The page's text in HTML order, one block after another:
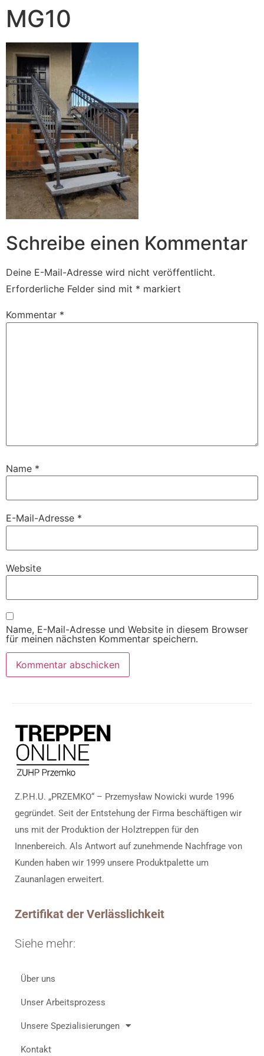
MG10
Schreibe einen Kommentar
Deine E-Mail-Adresse wird nicht veröffentlicht.
Erforderliche Felder sind mit * markiert
Kommentar *
Name *
E-Mail-Adresse *
Website
Name, E-Mail-Adresse und Website in diesem Browser
für meinen nächsten Kommentar speichern.
Z.P.H.U. „PRZEMKO“ – Przemysław Nowicki wurde 1996
gegründet. Seit der Entstehung der Firma beschäftigen wir
uns mit der Produktion der Holztreppen für den
Innenbereich. Als Antwort auf zunehmende Nachfrage von
Kunden haben wir 1999 unsere Produktpalette um
Zaunanlagen erweitert.
Zertifikat der Verlässlichkeit
Siehe mehr:
Über uns
Unser Arbeitsprozess
Unsere Spezialisierungen
Kontakt